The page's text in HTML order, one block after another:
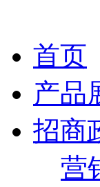
首页
产品
招商
营